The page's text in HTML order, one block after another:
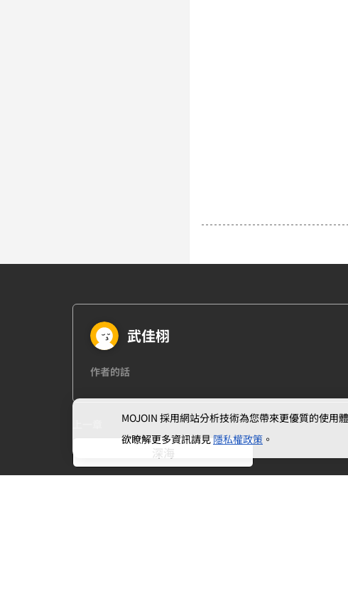
武佳栩
作者的話
深海
MOJOIN 採用網站分析技術為您帶來更優質的使用
欲瞭解更多資訊請見隱私權政策 。